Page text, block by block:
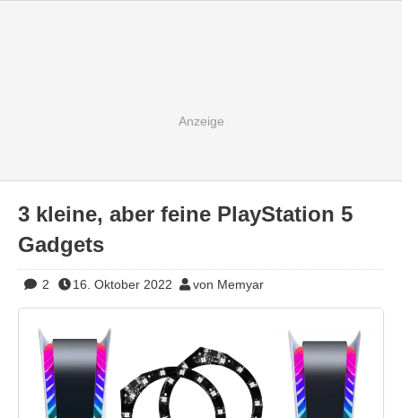
3 kleine, aber feine PlayStation 5
Gadgets
2 16. Oktober 2022 von Memyar